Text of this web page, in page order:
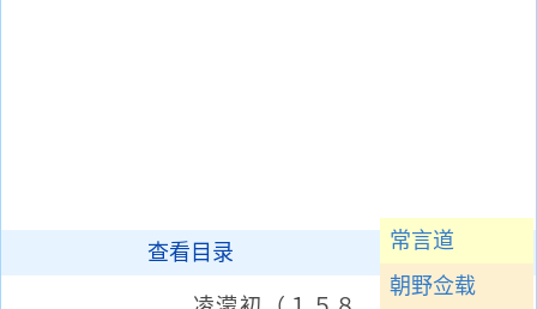
常言道
朝野佥载
查看目录